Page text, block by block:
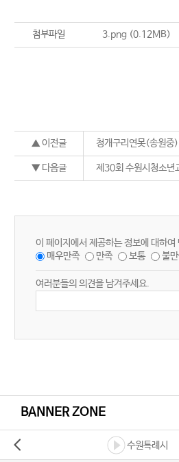
첨부파일 3.png (0.12MB)
▲ 이전글 청개구리연못(송원중
▼ 다음글 제30회 수원시청소년
이 페이지에서 제공하는 정보에 대하여
매우만족
만족 보통 불
여러분들의 의견을 남겨주세요.
BANNER ZONE
수원특례시